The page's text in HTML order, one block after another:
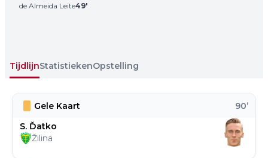
de Almeida Leite49'
TijdlijnStatistiekenOpstelling
Gele Kaart 90’
S. Ďatko
Žilina